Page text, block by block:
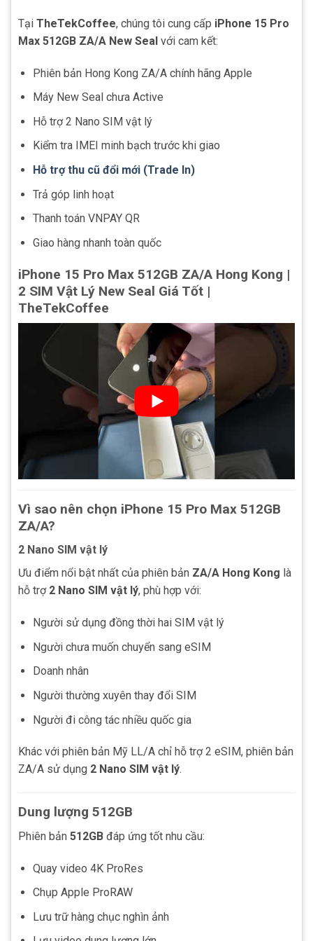
Tại TheTekCoffee, chúng tôi cung cấp iPhone 15 Pro
Max 512GB ZA/A New Seal với cam kết:
Phiên bản Hong Kong ZA/A chính hãng Apple
Máy New Seal chưa Active
Hỗ trợ 2 Nano SIM vật lý
Kiểm tra IMEI minh bạch trước khi giao
Hỗ trợ thu cũ đổi mới (Trade In)
Trả góp linh hoạt
Thanh toán VNPAY QR
Giao hàng nhanh toàn quốc
iPhone 15 Pro Max 512GB ZA/A Hong Kong |
2 SIM Vật Lý New Seal Giá Tốt |
TheTekCoffee
Vì sao nên chọn iPhone 15 Pro Max 512GB
ZA/A?
2 Nano SIM vật lý
Ưu điểm nổi bật nhất của phiên bản ZA/A Hong Kong là
hỗ trợ 2 Nano SIM vật lý, phù hợp với:
Người sử dụng đồng thời hai SIM vật lý
Người chưa muốn chuyển sang eSIM
Doanh nhân
Người thường xuyên thay đổi SIM
Người đi công tác nhiều quốc gia
Khác với phiên bản Mỹ LL/A chỉ hỗ trợ 2 eSIM, phiên bản
ZA/A sử dụng 2 Nano SIM vật lý.
Dung lượng 512GB
Phiên bản 512GB đáp ứng tốt nhu cầu:
Quay video 4K ProRes
Chụp Apple ProRAW
Lưu trữ hàng chục nghìn ảnh